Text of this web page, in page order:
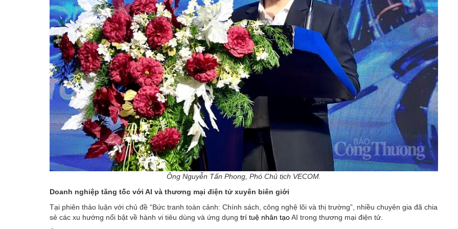
Ông Nguyễn Tấn Phong, Phó Chủ tịch VECOM.
Doanh nghiệp tăng tốc với AI và thương mại điện tử xuyên biên giới
Tại phiên thảo luận với chủ đề “Bức tranh toàn cảnh: Chính sách, công nghệ lõi và thị trường”, nhiều chuyên gia đã chia
sẻ các xu hướng nổi bật về hành vi tiêu dùng và ứng dụng trí tuệ nhân tạoAI trong thương mại điện tử.